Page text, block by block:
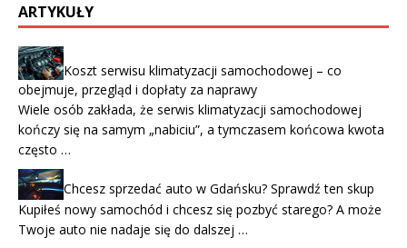
ARTYKUŁY
Koszt serwisu klimatyzacji samochodowej – co
obejmuje, przegląd i dopłaty za naprawy
Wiele osób zakłada, że serwis klimatyzacji samochodowej
kończy się na samym „nabiciu”, a tymczasem końcowa kwota
często …
Chcesz sprzedać auto w Gdańsku? Sprawdź ten skup
Kupiłeś nowy samochód i chcesz się pozbyć starego? A może
Twoje auto nie nadaje się do dalszej …